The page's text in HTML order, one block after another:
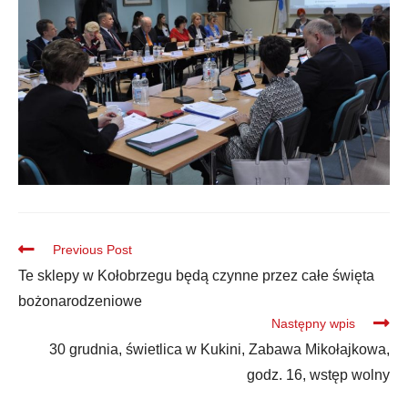
Previous Post
Te sklepy w Kołobrzegu będą czynne przez całe święta
bożonarodzeniowe
Następny wpis
30 grudnia, świetlica w Kukini, Zabawa Mikołajkowa,
godz. 16, wstęp wolny